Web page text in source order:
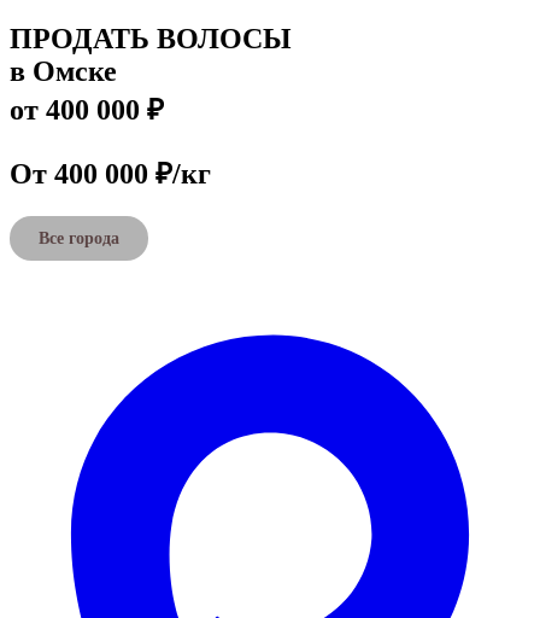
ПРОДАТЬ ВОЛОСЫ
в Омске
от 400 000 ₽
От 400 000 ₽/кг
Все города